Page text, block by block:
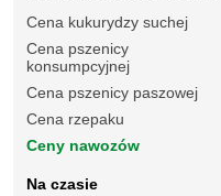
Cena kukurydzy suchej
Cena pszenicy
konsumpcyjnej
Cena pszenicy paszowej
Cena rzepaku
Ceny nawozów
Na czasie